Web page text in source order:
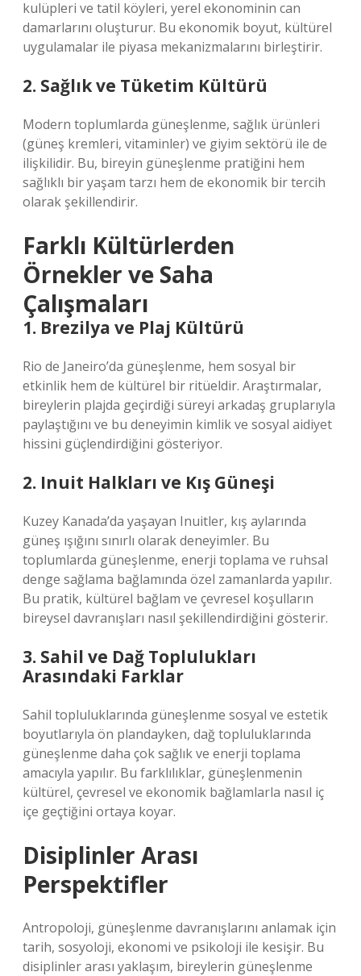
kulüpleri ve tatil köyleri, yerel ekonominin can
damarlarını oluşturur. Bu ekonomik boyut, kültürel
uygulamalar ile piyasa mekanizmalarını birleştirir.
2. Sağlık ve Tüketim Kültürü
Modern toplumlarda güneşlenme, sağlık ürünleri
(güneş kremleri, vitaminler) ve giyim sektörü ile de
ilişkilidir. Bu, bireyin güneşlenme pratiğini hem
sağlıklı bir yaşam tarzı hem de ekonomik bir tercih
olarak şekillendirir.
Farklı Kültürlerden
Örnekler ve Saha
Çalışmaları
1. Brezilya ve Plaj Kültürü
Rio de Janeiro’da güneşlenme, hem sosyal bir
etkinlik hem de kültürel bir ritüeldir. Araştırmalar,
bireylerin plajda geçirdiği süreyi arkadaş gruplarıyla
paylaştığını ve bu deneyimin kimlikve sosyal aidiyet
hissini güçlendirdiğini gösteriyor.
2. Inuit Halkları ve Kış Güneşi
Kuzey Kanada’da yaşayan Inuitler, kış aylarında
güneş ışığını sınırlı olarak deneyimler. Bu
toplumlarda güneşlenme, enerji toplama ve ruhsal
denge sağlama bağlamında özel zamanlarda yapılır.
Bu pratik, kültürel bağlam ve çevresel koşulların
bireysel davranışları nasıl şekillendirdiğini gösterir.
3. Sahil ve Dağ Toplulukları
Arasındaki Farklar
Sahil topluluklarında güneşlenme sosyal ve estetik
boyutlarıyla ön plandayken, dağ topluluklarında
güneşlenme daha çok sağlık ve enerji toplama
amacıyla yapılır. Bu farklılıklar, güneşlenmenin
kültürel, çevresel ve ekonomik bağlamlarla nasıl iç
içe geçtiğini ortaya koyar.
Disiplinler Arası
Perspektifler
Antropoloji, güneşlenme davranışlarını anlamak için
tarih, sosyoloji, ekonomi ve psikoloji ile kesişir. Bu
disiplinler arası yaklaşım, bireylerin güneşlenme